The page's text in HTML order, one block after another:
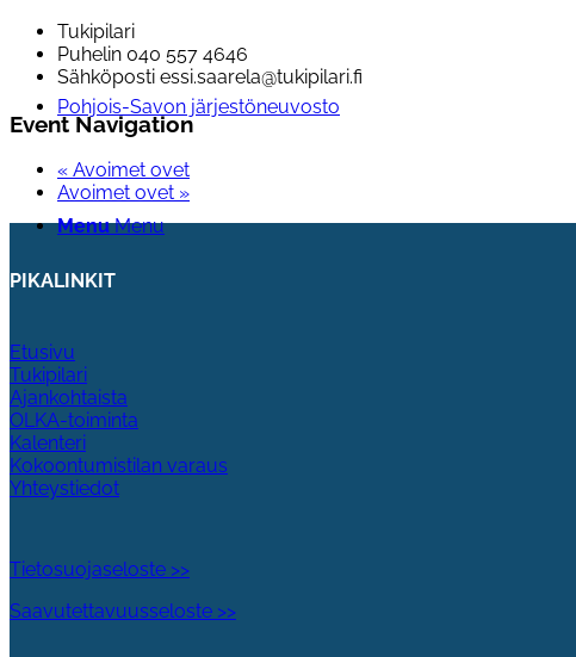
Pohjois-Savon järjestöneuvosto
Menu Menu
Tukipilari
Puhelin 040 557 4646
Sähköposti essi.saarela@tukipilari.fi
Event Navigation
« Avoimet ovet
Avoimet ovet »
PIKALINKIT
Etusivu
Tukipilari
Ajankohtaista
OLKA-toiminta
Kalenteri
Kokoontumistilan varaus
Yhteystiedot
Tietosuojaseloste >>
Saavutettavuusseloste >>